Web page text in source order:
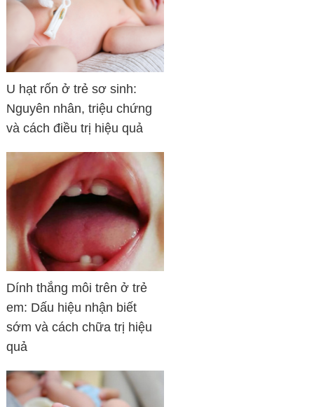
U hạt rốn ở trẻ sơ sinh:
Nguyên nhân, triệu chứng
và cách điều trị hiệu quả
Dính thắng môi trên ở trẻ
em: Dấu hiệu nhận biết
sớm và cách chữa trị hiệu
quả